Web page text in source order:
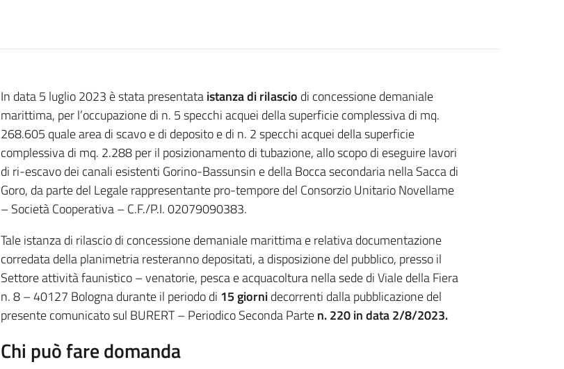
Descrizione
In data 5 luglio 2023 è stata presentataistanza di rilascio di concessione demaniale
marittima, per l’occupazione di n. 5 specchi acquei della superficie complessiva di mq.
268.605 quale area di scavo e di deposito e di n. 2 specchi acquei della superficie
complessiva di mq. 2.288 per il posizionamento di tubazione, allo scopo di eseguire lavori
di ri-escavo dei canali esistenti Gorino-Bassunsin e della Bocca secondaria nella Sacca di
Goro, da parte del Legale rappresentante pro-tempore del Consorzio Unitario Novellame
– Società Cooperativa – C.F./P.I. 02079090383.
Tale istanza di rilascio di concessione demaniale marittima e relativa documentazione
corredata della planimetria resteranno depositati, a disposizione del pubblico, presso il
Settore attività faunistico – venatorie, pesca e acquacoltura nella sede di Viale della Fiera
n. 8 – 40127 Bologna durante il periodo di 15 giornidecorrenti dalla pubblicazione del
presente comunicato sul BURERT – Periodico Seconda Parten. 220 in data 2/8/2023.
Chi può fare domanda